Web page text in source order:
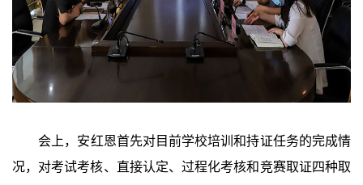
会上，安红恩首先对目前学校培训和持证任务的完成情
况，对考试考核、直接认定、过程化考核和竞赛取证四种取